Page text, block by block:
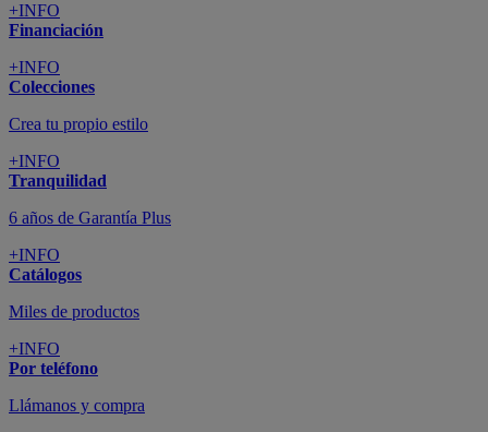
+INFO
Financiación
+INFO
Colecciones
Crea tu propio estilo
+INFO
Tranquilidad
6 años de Garantía Plus
+INFO
Catálogos
Miles de productos
+INFO
Por teléfono
Llámanos y compra